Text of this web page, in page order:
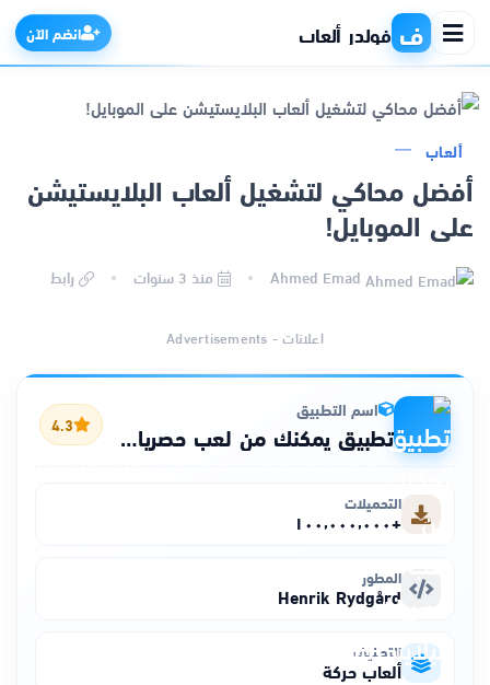
ف فولدر ألعاب انضم الآن
التطبيقات
الألعاب
ذكاء اصطناعي
ألعاب
أفضل محاكي لتشغيل ألعاب البلايستيشن
على الموبايل!
منذ 3 سنوات رابط
اعلانات - Advertisements
اسم التطبيق
تطبيق يمكنك من لعب حصريات البلايستيشن على هاتفك 4.3
التحميلات
+١٠٠٬٠٠٠٬٠٠٠
المطور
Henrik Rydgård
التصنيف
ألعاب حركة